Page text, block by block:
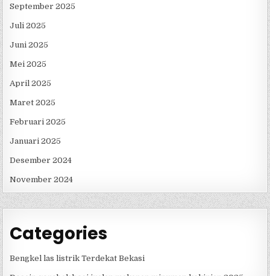
September 2025
Juli 2025
Juni 2025
Mei 2025
April 2025
Maret 2025
Februari 2025
Januari 2025
Desember 2024
November 2024
Categories
Bengkel las listrik Terdekat Bekasi